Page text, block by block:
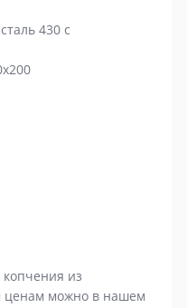
430 с
из
ценам можно в нашем